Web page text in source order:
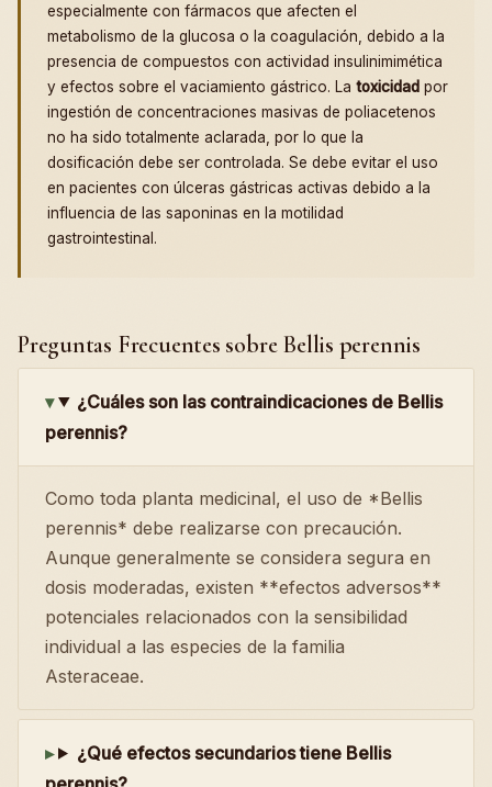
especialmente con fármacos que afecten el
metabolismo de la glucosa o la coagulación, debido a la
presencia de compuestos con actividad insulinimimética
y efectos sobre el vaciamiento gástrico. La toxicidad por
ingestión de concentraciones masivas de poliacetenos
no ha sido totalmente aclarada, por lo que la
dosificación debe ser controlada. Se debe evitar el uso
en pacientes con úlceras gástricas activas debido a la
influencia de las saponinas en la motilidad
gastrointestinal.
Preguntas Frecuentes sobre Bellis perennis
¿Cuáles son las contraindicaciones de Bellis
perennis?
Como toda planta medicinal, el uso de *Bellis
perennis* debe realizarse con precaución.
Aunque generalmente se considera segura en
dosis moderadas, existen **efectos adversos**
potenciales relacionados con la sensibilidad
individual a las especies de la familia
Asteraceae.
¿Qué efectos secundarios tiene Bellis